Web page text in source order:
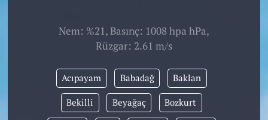
Nem: %21, Basınç: 1008 hpa hPa,
Rüzgar: 2.61 m/s
Acıpayam Babadağ Baklan
Bekilli Beyağaç Bozkurt